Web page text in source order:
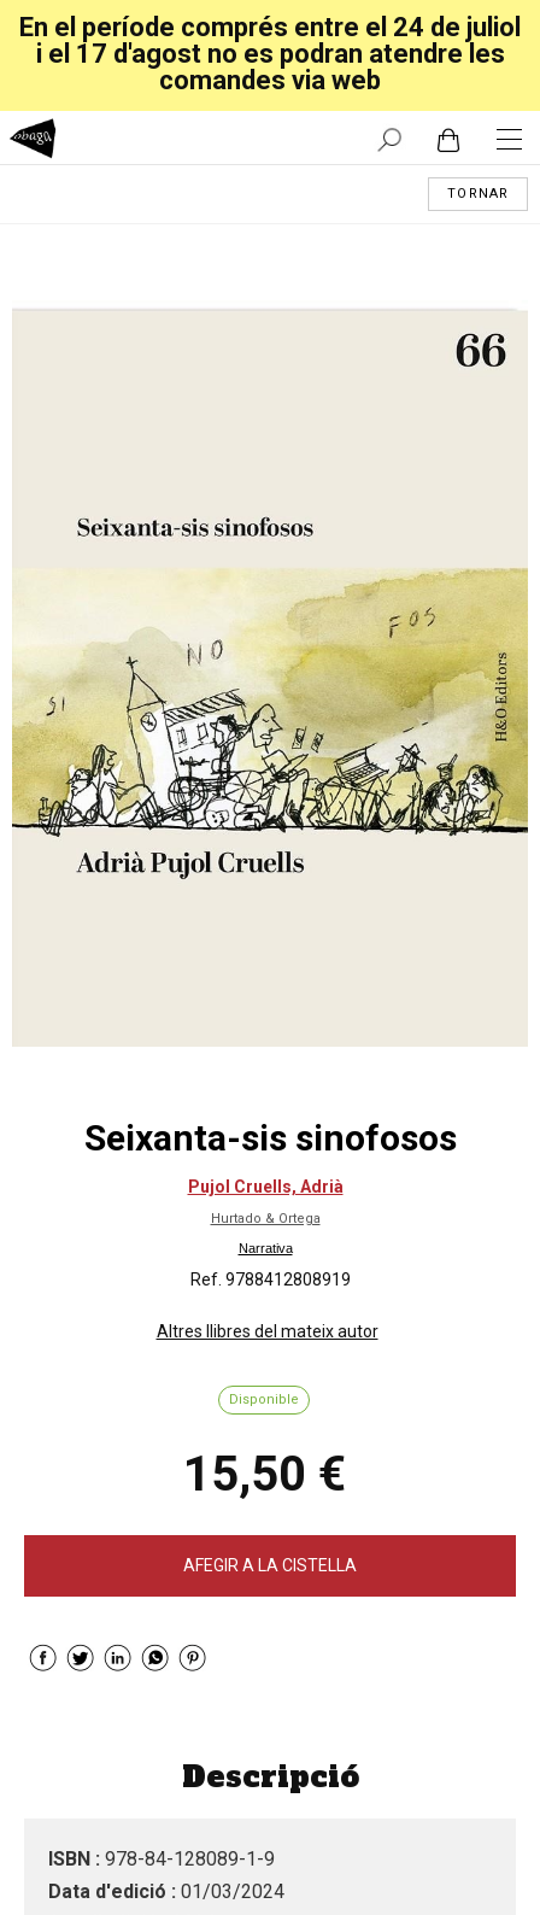
En el període comprés entre el 24 de juliol
i el 17 d'agost no es podran atendre les
comandes via web
TORNAR
Seixanta-sis sinofosos
Pujol Cruells, Adrià
Hurtado & Ortega
Narrativa
Ref. 9788412808919
Altres llibres del mateix autor
Disponible
15,50 €
AFEGIR A LA CISTELLA
Descripció
ISBN : 978-84-128089-1-9
Data d'edició : 01/03/2024